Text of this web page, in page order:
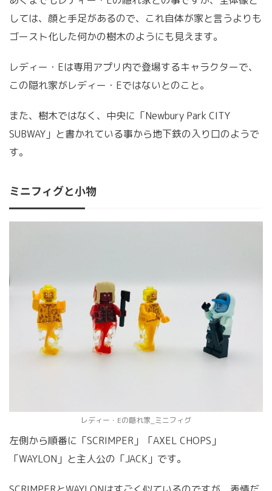
しては、顔と手足があるので、これ自体が家と言うよりも
ゴースト化した何かの樹木のようにも見えます。
レディー・Eは専用アプリ内で登場するキャラクターで、
この隠れ家がレディー・Eではないとのこと。
また、樹木ではなく、中央に「Newbury Park CITY
SUBWAY」と書かれている事から地下鉄の入り口のようで
す。
ミニフィグと小物
レディー・Eの隠れ家_ミニフィグ
左側から順番に「SCRIMPER」「AXEL CHOPS」
「WAYLON」と主人公の「JACK」です。